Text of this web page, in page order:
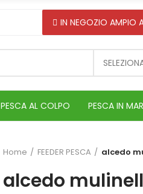
IN NEGOZIO AMPIO
PESCA AL COLPO PESCA IN
Home FEEDER PESCA alcedo
alcedo